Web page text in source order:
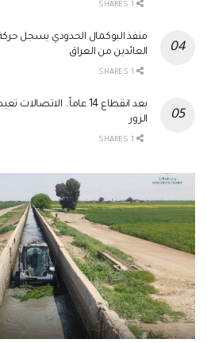
منفذ البوكمال الحدودي يسجل
العائدين من العراق
بعد انقطاع 14 عاماً..
الزور